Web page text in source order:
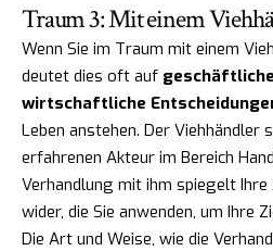
Traum 3: Mit einem
Wenn Sie im Traum mit einem
deutet dies oft auf
wirtschaftliche
Leben anstehen. Der Viehhändler
erfahrenen Akteur im Bereich
Verhandlung mit ihm spiegelt
wider, die Sie anwenden, um Ihre
Die Art und Weise, wie die